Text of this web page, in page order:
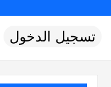
تسجيل الدخول